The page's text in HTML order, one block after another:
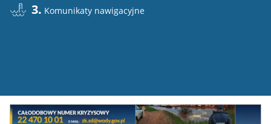
3. Komunikaty nawigacyjne
Mini